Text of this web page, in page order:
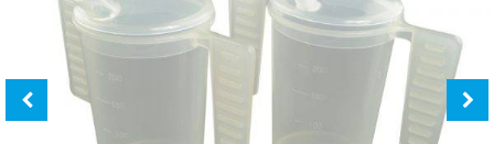
0,00
Scootmobiel aan huis
Scootmobielen